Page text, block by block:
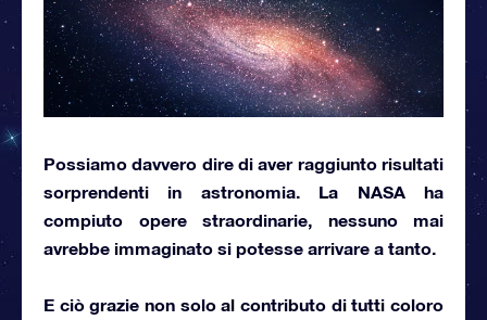
Possiamo davvero dire di aver raggiunto risultati
sorprendenti in astronomia. La NASAha
compiuto opere straordinarie, nessuno mai
avrebbe immaginato si potesse arrivare a tanto.
E ciò grazie non solo al contributo di tutti coloro